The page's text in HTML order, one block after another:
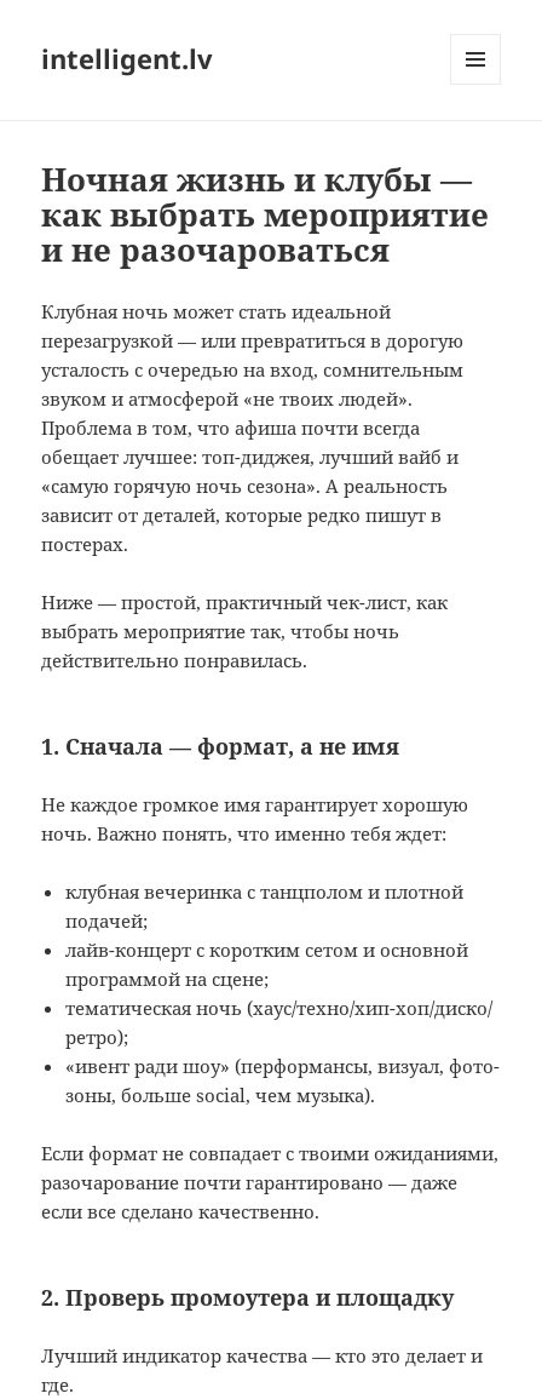
intelligent.lv
Ночная жизнь и клубы —
как выбрать мероприятие
и не разочароваться
Клубная ночь может стать идеальной
перезагрузкой — или превратиться в дорогую
усталость с очередью на вход, сомнительным
звуком и атмосферой «не твоих людей».
Проблема в том, что афиша почти всегда
обещает лучшее: топ-диджея, лучший вайб и
«самую горячую ночь сезона». А реальность
зависит от деталей, которые редко пишут в
постерах.
Ниже — простой, практичный чек-лист, как
выбрать мероприятие так, чтобы ночь
действительно понравилась.
1. Сначала — формат, а не имя
Не каждое громкое имя гарантирует хорошую
ночь. Важно понять, что именно тебя ждет:
клубная вечеринка с танцполом и плотной
подачей;
лайв-концерт с коротким сетом и основной
программой на сцене;
тематическая ночь (хаус/техно/хип-хоп/диско/
ретро);
«ивент ради шоу» (перформансы, визуал, фото-
зоны, больше social, чем музыка).
Если формат не совпадает с твоими ожиданиями,
разочарование почти гарантировано — даже
если все сделано качественно.
2. Проверь промоутера и площадку
Лучший индикатор качества — кто это делает и
где.